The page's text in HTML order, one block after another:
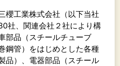
櫻工業株式会社（以下当社
社、関連会社２社により構
部品（スチールチューブ
鋼管）をはじめとした各種
品）、電器部品（スチール